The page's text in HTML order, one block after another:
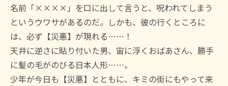
名前「××××」を口に出して言うと、呪われてしまう
というウワサがあるのだ。しかも、彼の行くところに
は、必ず【災悪】が現れる……！
天井に逆さに貼り付いた男、宙に浮くおばあさん、勝手
に髪の毛がのびる日本人形……。
少年が今日も【災悪】とともに、キミの街にもやって来